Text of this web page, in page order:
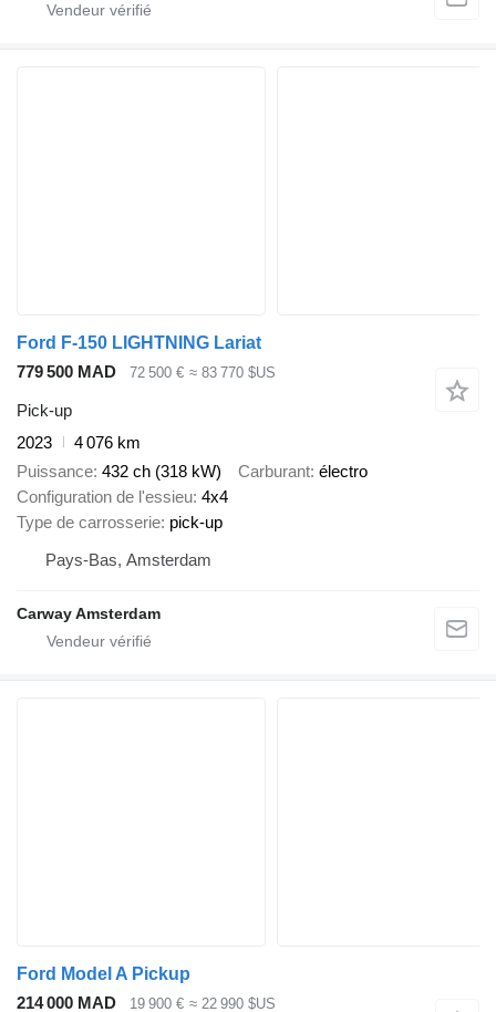
Ford F-150 LIGHTNING Lariat
779 500 MAD
72 500 € ≈ 83 770 $US
Pick-up
2023
4 076 km
Puissance 432 ch (318 kW) Carburant électro
Configuration de l'essieu 4x4
Type de carrosserie pick-up
Pays-Bas, Amsterdam
Carway Amsterdam
Ford Model A Pickup
214 000 MAD
19 900 € ≈ 22 990 $US